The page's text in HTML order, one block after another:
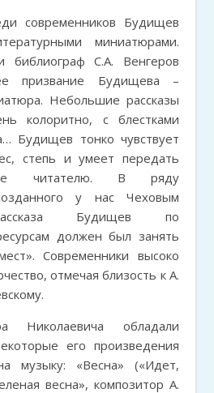
современников Будищев
миниатюрами.
библиограф С.А. Венгеров
призвание Будищева –
Небольшие рассказы
колоритно, с блестками
Будищев тонко чувствует
степь и умеет передать
читателю. В ряду
у нас Чеховым
Будищев по
должен был занять
Современники высоко
отмечая близость к А.
Николаевича обладали
его произведения
музыку: «Весна» («Идет,
весна», композитор А.